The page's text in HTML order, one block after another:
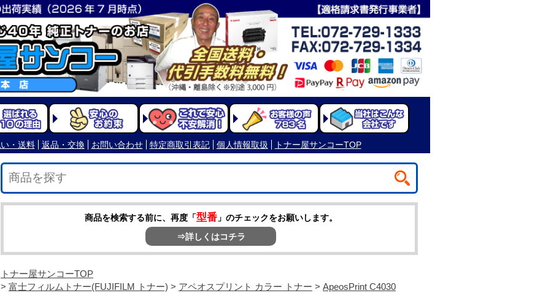
商品を検索する前に、再度「型番」のチェックをお願いします。
⇒詳しくはコチラ
トナー屋サンコーTOP
> 富士フィルムトナー(FUJIFILM トナー) > アペオスプリント カラー トナー > ApeosPrint C4030